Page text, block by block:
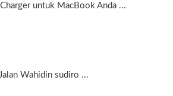
untuk MacBook Anda ...
Wahidin sudiro ...